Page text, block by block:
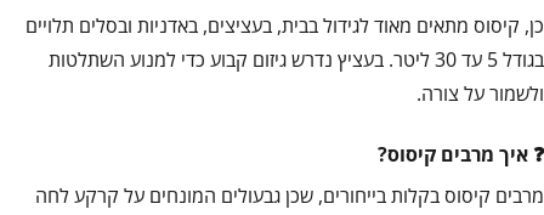
כן, קיסוס מתאים מאוד לגידול בבית, בעציצים, באדניות ובסלים תלויים
בגודל 5 עד 30 ליטר. בעציץ נדרש גיזום קבוע כדי למנוע השתלטות
ולשמור על צורה.
איך מרבים קיסוס?
מרבים קיסוס בקלות בייחורים, שכן גבעולים המונחים על קרקע לחה